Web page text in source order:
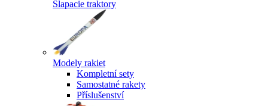
Šlapacie traktory
Modely rakiet
Kompletní sety
Samostatné rakety
Příslušenství